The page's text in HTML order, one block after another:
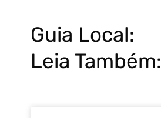
Guia Local:
Leia Também: